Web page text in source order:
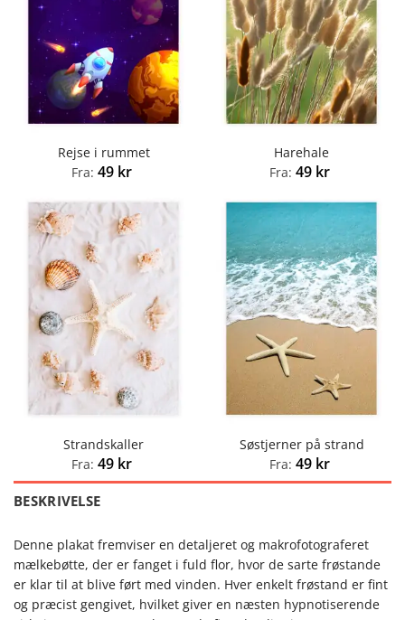
Rejse i rummet
Fra: 49 kr
Harehale
Fra: 49 kr
Strandskaller
Fra: 49 kr
Søstjerner på strand
Fra: 49 kr
BESKRIVELSE
Denne plakat fremviser en detaljeret og makrofotograferet
mælkebøtte, der er fanget i fuld flor, hvor de sarte frøstande
er klar til at blive ført med vinden. Hver enkelt frøstand er fint
og præcist gengivet, hvilket giver en næsten hypnotiserende